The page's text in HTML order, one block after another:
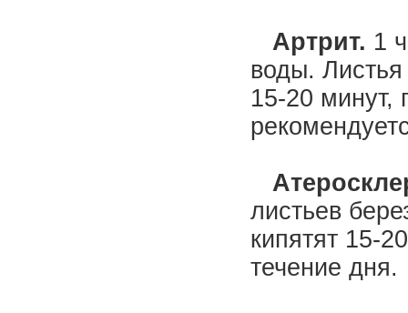
Артрит. 1
воды. Листья
15-20 минут,
листьев
кипятят 15-
течение дня.